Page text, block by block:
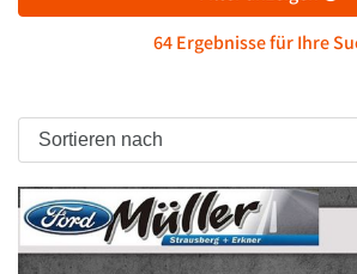
64 Ergebnisse für Ihre